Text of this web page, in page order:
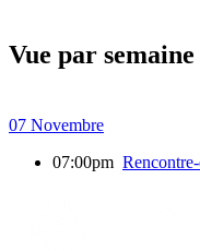
Vue par semaine
07 Novembre
07:00pm